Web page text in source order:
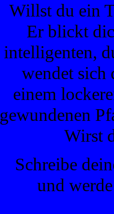
Willst du ein
Er blickt
intelligenten,
wendet sich
einem
gewundenen
Wirst
Schreibe
und